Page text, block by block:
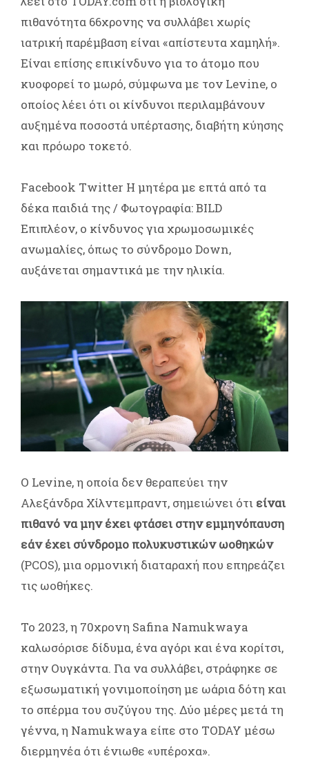
πιθανότητα 66χρονης να συλλάβει χωρίς
ιατρική παρέμβαση είναι «απίστευτα χαμηλή».
Είναι επίσης επικίνδυνο για το άτομο που
κυοφορεί το μωρό, σύμφωνα με τον Levine, ο
οποίος λέει ότι οι κίνδυνοι περιλαμβάνουν
αυξημένα ποσοστά υπέρτασης, διαβήτη κύησης
και πρόωρο τοκετό.
Facebook Twitter Η μητέρα με επτά από τα
δέκα παιδιά της / Φωτογραφία: BILD
Επιπλέον, ο κίνδυνος για χρωμοσωμικές
ανωμαλίες, όπως το σύνδρομο Down,
αυξάνεται σημαντικά με την ηλικία.
Ο Levine, η οποία δεν θεραπεύει την
Αλεξάνδρα Χίλντεμπραντ, σημειώνει ότι είναι
πιθανό να μην έχει φτάσει στην εμμηνόπαυση
εάν έχει σύνδρομο πολυκυστικών ωοθηκών
(PCOS), μια ορμονική διαταραχή που επηρεάζει
τις ωοθήκες.
Το 2023, η 70χρονη Safina Namukwaya
καλωσόρισε δίδυμα, ένα αγόρι και ένα κορίτσι,
στην Ουγκάντα. Για να συλλάβει, στράφηκε σε
εξωσωματική γονιμοποίηση με ωάρια δότη και
το σπέρμα του συζύγου της. Δύο μέρες μετά τη
γέννα, η Namukwaya είπε στο TODAY μέσω
διερμηνέα ότι ένιωθε «υπέροχα».